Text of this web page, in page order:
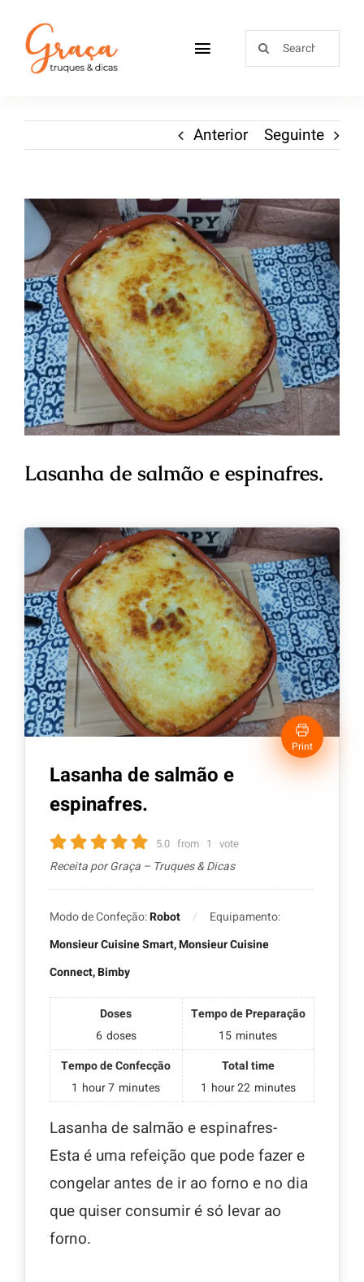
Receitas
Sobre
Loja
Blog
Contactos
Anterior Seguinte
Lasanha de salmão e espinafres.
Print
Lasanha de salmão e
espinafres.
5.0 from 1 vote
Receita por Graça – Truques & Dicas
Modo de Confeção:Robot
Equipamento:
Monsieur Cuisine Smart, Monsieur Cuisine
Connect, Bimby
Doses
6 doses
Tempo de Preparação
15 minutes
Tempo de Confecção
1 hour7 minutes
Total time
1 hour22 minutes
Lasanha de salmão e espinafres-
Esta é uma refeição que pode fazer e
congelar antes de ir ao forno e no dia
que quiser consumir é só levar ao
forno.